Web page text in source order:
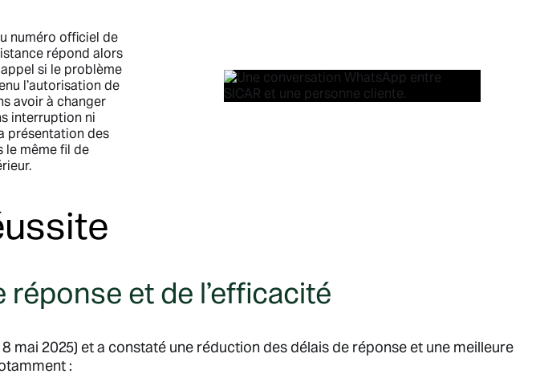
numéro officiel de
répond alors
si le problème
l’autorisation de
avoir à changer
interruption ni
présentation des
le même fil de
et de l’efficacité
mai 2025) et a constaté une réduction des délais de réponse et une meilleure
: